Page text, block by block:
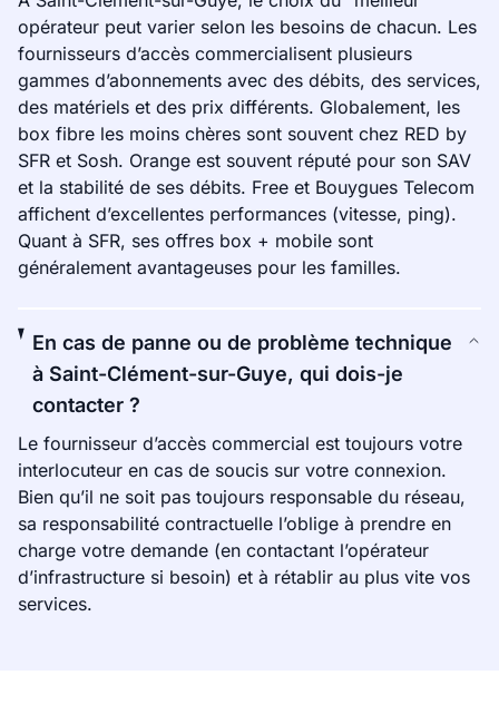
opérateur peut varier selon les besoins de chacun. Les
fournisseurs d’accès commercialisent plusieurs
gammes d’abonnements avec des débits, des services,
des matériels et des prix différents. Globalement, les
box fibre les moins chères sont souvent chez RED by
SFR et Sosh. Orange est souvent réputé pour son SAV
et la stabilité de ses débits. Free et Bouygues Telecom
affichent d’excellentes performances (vitesse, ping).
Quant à SFR, ses offres box + mobile sont
généralement avantageuses pour les familles.
En cas de panne ou de problème technique
à Saint-Clément-sur-Guye, qui dois-je
contacter ?
Le fournisseur d’accès commercial est toujours votre
interlocuteur en cas de soucis sur votre connexion.
Bien qu’il ne soit pas toujours responsable du réseau,
sa responsabilité contractuelle l’oblige à prendre en
charge votre demande (en contactant l’opérateur
d’infrastructure si besoin) et à rétablir au plus vite vos
services.